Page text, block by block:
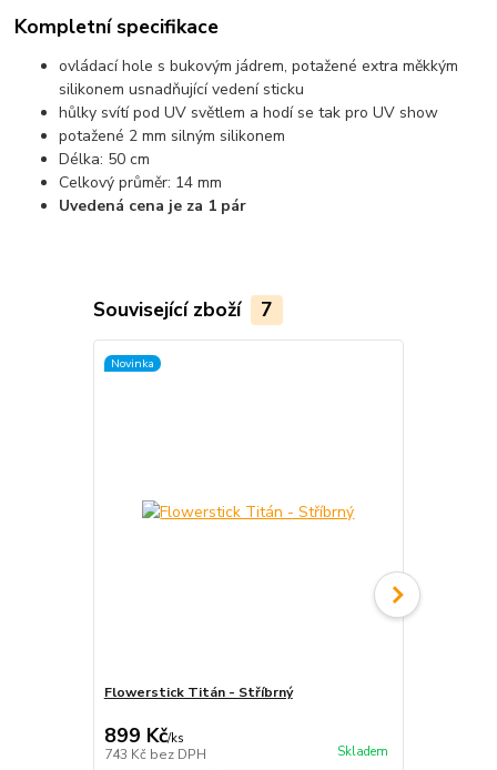
Kompletní specifikace
ovládací hole s bukovým jádrem, potažené extra měkkým
silikonem usnadňující vedení sticku
hůlky svítí pod UV světlem a hodí se tak pro UV show
potažené 2 mm silným silikonem
Délka: 50 cm
Celkový průměr: 14 mm
Uvedená cena je za 1 pár
Související zboží 7
Novinka
Flowerstick Titán - Stříbrný
899 Kč/ks
743 Kč bez DPH Skladem